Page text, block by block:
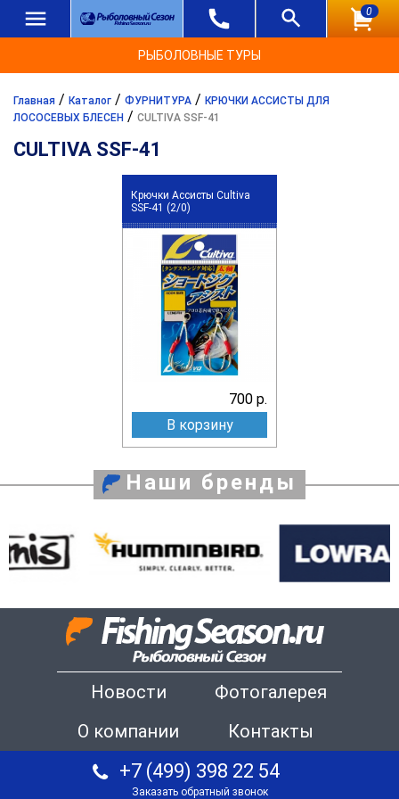
0
РЫБОЛОВНЫЕ ТУРЫ
Главная / Каталог / ФУРНИТУРА / КРЮЧКИ АССИСТЫ ДЛЯ
ЛОСОСЕВЫХ БЛЕСЕН / CULTIVA SSF-41
CULTIVA SSF-41
Крючки Ассисты Cultiva
SSF-41 (2/0)
700 р.
В корзину
Наши бренды
Новости
Фотогалерея
О компании
Контакты
+7 (499) 398 22 54
Заказать обратный звонок